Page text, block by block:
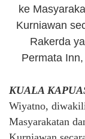
ke
Kurniawan
Rakerda
Permata
KUALA
Wiyatno,
Masyarakatan